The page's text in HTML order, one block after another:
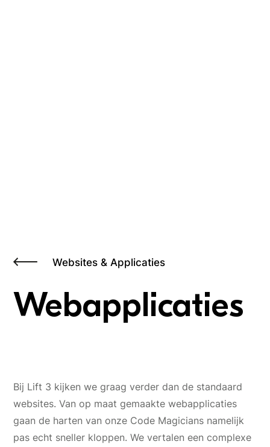
Websites & Applicaties
Webapplicaties
Bij Lift 3 kijken we graag verder dan de standaard
websites. Van op maat gemaakte webapplicaties
gaan de harten van onze Code Magicians namelijk
pas echt sneller kloppen. We vertalen een complexe